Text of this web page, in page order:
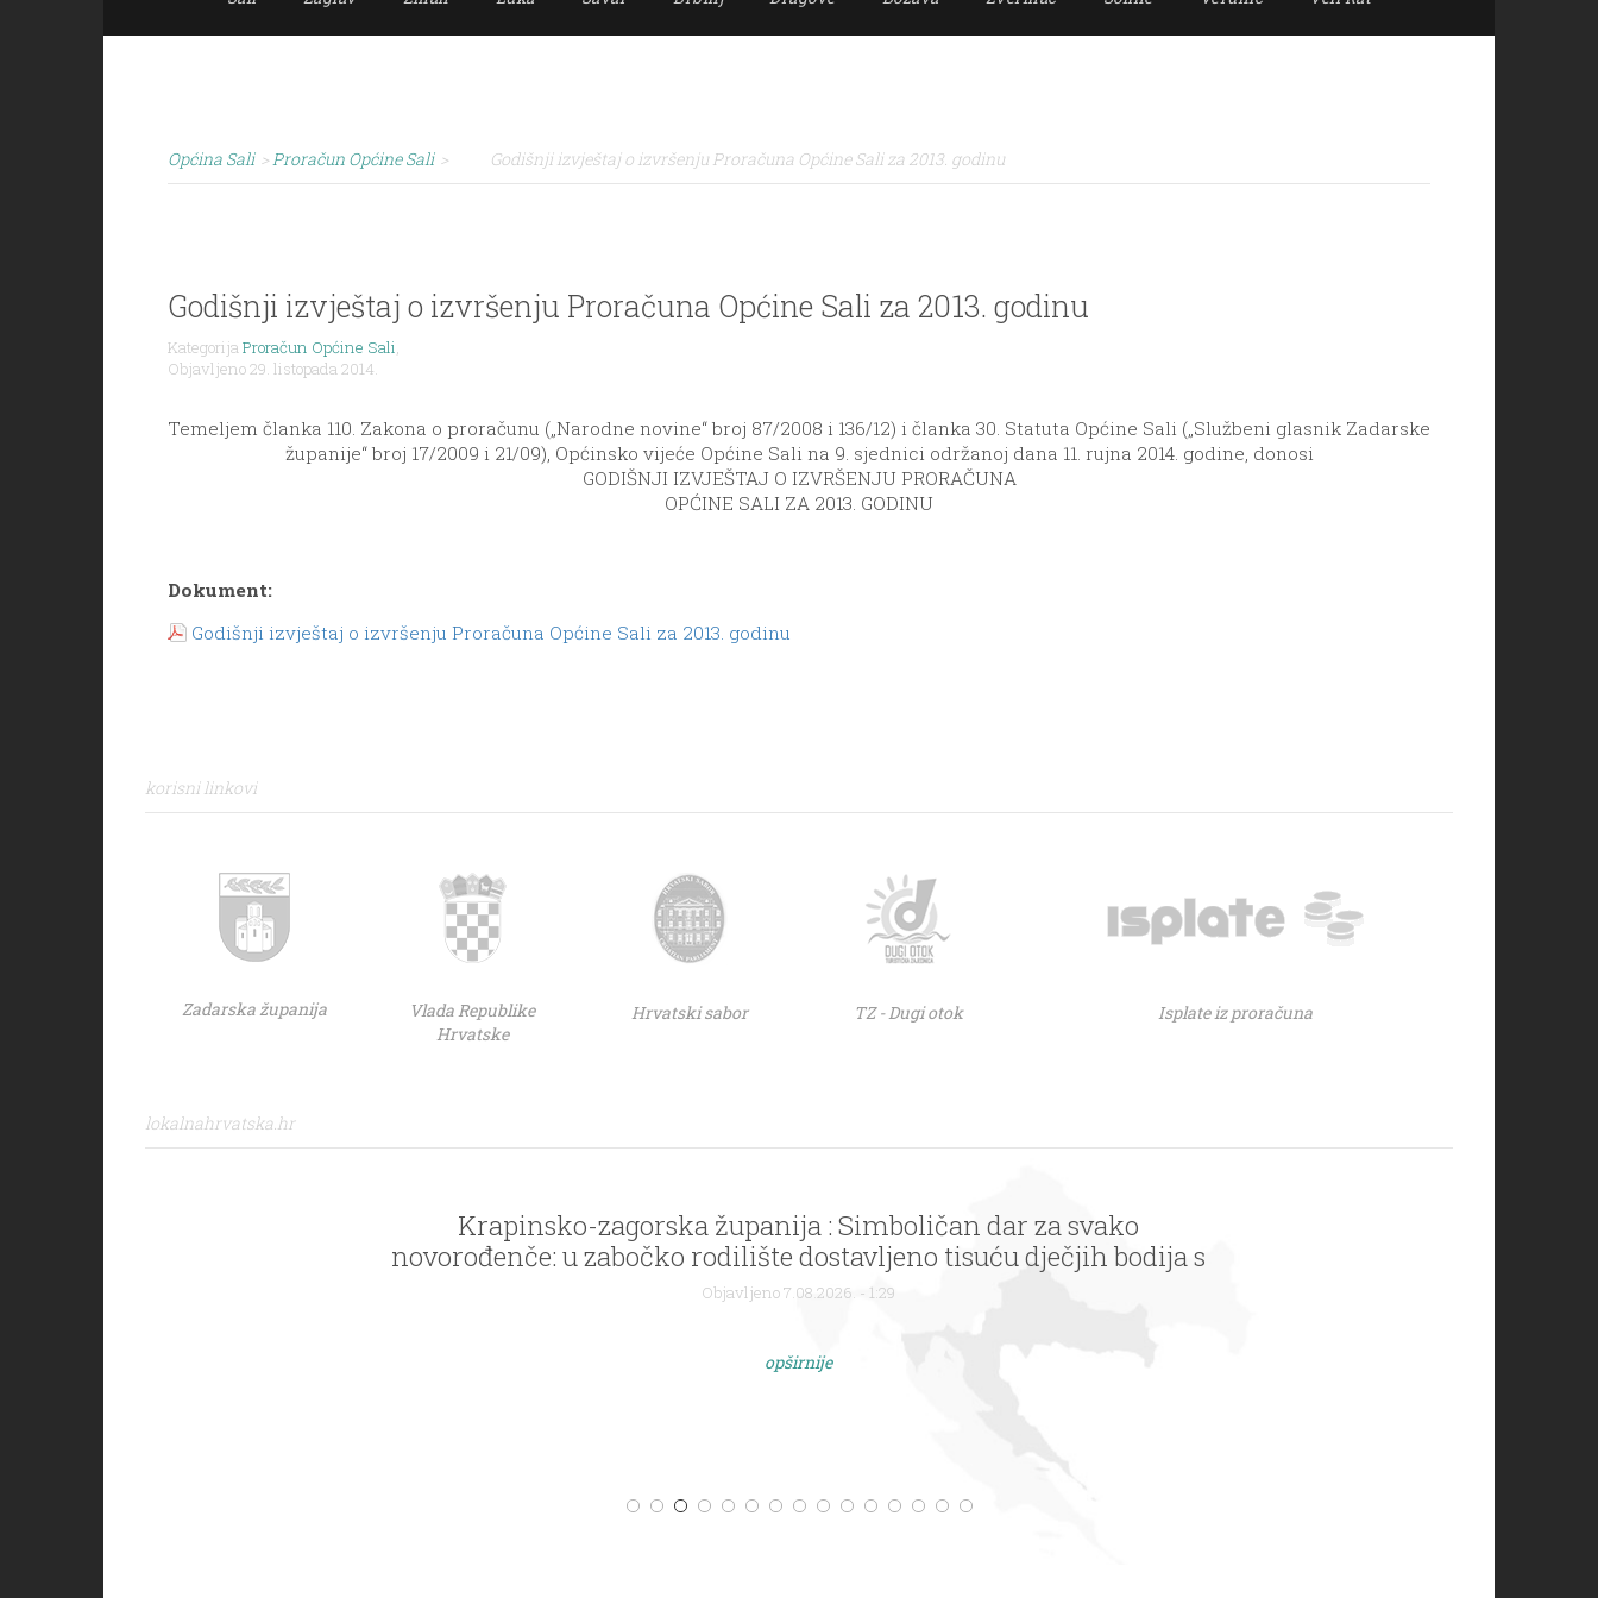
Općina Sali > Proračun Općine Sali > Godišnji izvještaj o izvršenju Proračuna Općine Sali za 2013. godinu
Godišnji izvještaj o izvršenju Proračuna Općine Sali za 2013. godinu
KategorijaProračun Općine Sali,
Objavljeno 29. listopada 2014.
Temeljem članka 110. Zakona o proračunu („Narodne novine“ broj 87/2008 i 136/12) i članka 30. Statuta Općine Sali („Službeni glasnik Zadarske
županije“ broj 17/2009 i 21/09), Općinsko vijeće Općine Sali na 9. sjednici održanoj dana 11. rujna 2014. godine, donosi
GODIŠNJI IZVJEŠTAJ O IZVRŠENJU PRORAČUNA
OPĆINE SALI ZA 2013. GODINU
Dokument:
Godišnji izvještaj o izvršenju Proračuna Općine Sali za 2013. godinu
korisni linkovi
Zadarska županija
Vlada Republike
Hrvatske
Hrvatski sabor TZ - Dugi otok Isplate iz proračuna
lokalnahrvatska.hr
Krapinsko-zagorska županija : Simboličan dar za svako
novorođenče: u zabočko rodilište dostavljeno tisuću dječjih bodija s
logom Zagorje – bajka na dlanu
Objavljeno 7.08.2026. - 1:29
opširnije